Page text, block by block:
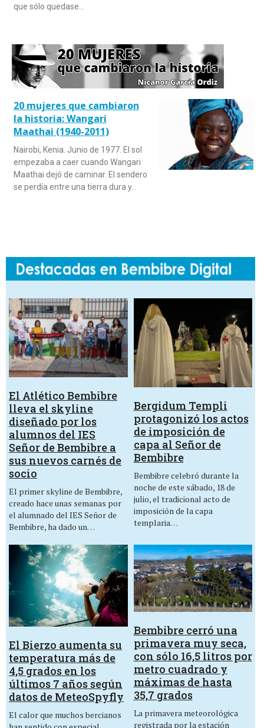
que sólo quedase…
20 mujeres que cambiaron
la historia: Wangari
Maathai (1940-2011)
Nairobi, Kenia. Junio de 1977. El sol
empezaba a caer cuando Wangari
Maathai dejó de caminar. El sendero
se perdía entre una tierra dura y…
El Atlético Bembibre
lleva el skyline
diseñado por los
alumnos del IES
Señor de Bembibre a
sus nuevos carnés de
socio
El primer skyline de Bembibre,
creado hace unas semanas por
el alumnado del IES Señor de
Bembibre, ha dado un…
Bergidum Templi
protagonizó los actos
de imposición de
capa al Señor de
Bembibre
Bembibre celebró durante la
noche de este sábado, 18 de
julio, el tradicional acto de
imposición de la capa
templaria…
El Bierzo aumenta su
temperatura más de
4,5 grados en los
últimos 7 años según
datos de MeteoSpyfly
El calor que muchos bercianos
Bembibre cerró una
primavera muy seca,
con sólo 16,5 litros por
metro cuadrado y
máximas de hasta
35,7 grados
La primavera meteorológica
registrada por la estación